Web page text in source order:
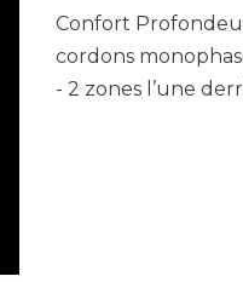
Confort
cordons
- 2 zones l’une